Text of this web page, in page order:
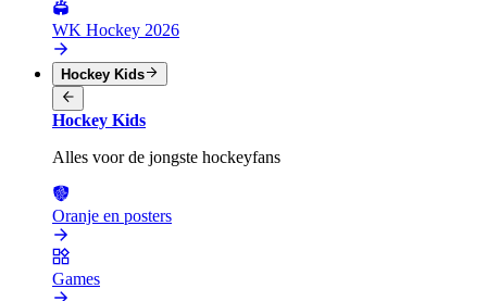
WK Hockey 2026
Hockey Kids
Hockey Kids
Alles voor de jongste hockeyfans
Oranje en posters
Games